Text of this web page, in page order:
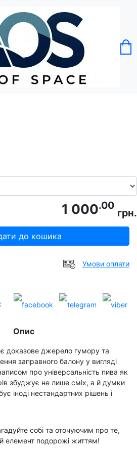
Beer Fuel
1 000.00
грн.
до кошика
Умови оплати
Опис
доказове джерело гумору та
заправного балону у вигляді
про універсальність пива як
збуджує не лише сміх, а й думки
іноді нестандартних рішень і
собі та оточуючим про те,
елемент подорожі життям!